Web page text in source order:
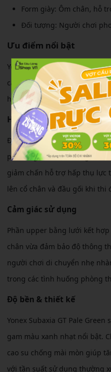
Form giày: Ôm chân, hỗ
Đối tượng: Người chơi
Ưu điểm nổi bật
Yonex Subaxia GT Pale
cân bằng giữa độ êm, độ ổn
hoạt trên sân cầu lông.
Hiệu suất thi đấu
Đế giày có độ bám tốt giúp
pha tăng tốc, đổi hướng
giảm chấn hỗ trợ hấp thụ lực
lên cổ chân và đầu gối khi
Cảm giác sử dụng
Phần upper bằng lưới kết
chân vừa đảm bảo độ thông
người chơi di chuyển nhẹ
trong các tình huống phòng
Độ bền & thiết kế
Yonex Subaxia GT Pale
gam màu xanh nhạt nổi bật.
cao su chống mài mòn giúp
với tần suất sử dụng thường